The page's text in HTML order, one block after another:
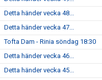
Detta händer vecka 48...
Detta händer vecka 47...
Tofta Dam - Rinia söndag 18:30
Detta händer vecka 46...
Detta händer vecka 45...